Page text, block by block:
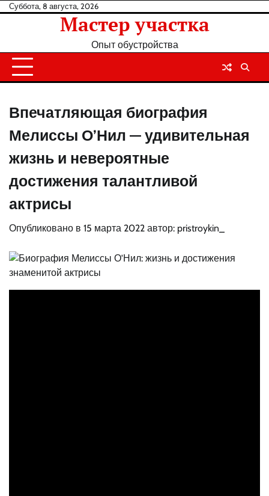
Перейти
Суббота, 8 августа, 2026
Мастер участка
Опыт обустройства
Впечатляющая биография
Мелиссы О’Нил — удивительная
жизнь и невероятные
достижения талантливой
актрисы
Опубликовано в 15 марта 2022 автор: pristroykin_